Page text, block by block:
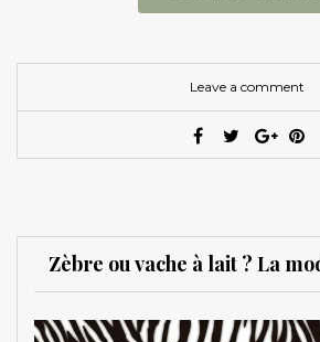
Leave a comment
Zèbre ou vache à lait ? La